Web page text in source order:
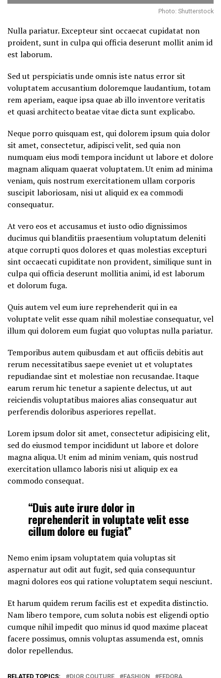
Photo: Shutterstock
Nulla pariatur. Excepteur sint occaecat cupidatat non
proident, sunt in culpa qui officia deserunt mollit anim id
est laborum.
Sed ut perspiciatis unde omnis iste natus error sit
voluptatem accusantium doloremque laudantium, totam
rem aperiam, eaque ipsa quae ab illo inventore veritatis
et quasi architecto beatae vitae dicta sunt explicabo.
Neque porro quisquam est, qui dolorem ipsum quia dolor
sit amet, consectetur, adipisci velit, sed quia non
numquam eius modi tempora incidunt ut labore et dolore
magnam aliquam quaerat voluptatem. Ut enim ad minima
veniam, quis nostrum exercitationem ullam corporis
suscipit laboriosam, nisi ut aliquid ex ea commodi
consequatur.
At vero eos et accusamus et iusto odio dignissimos
ducimus qui blanditiis praesentium voluptatum deleniti
atque corrupti quos dolores et quas molestias excepturi
sint occaecati cupiditate non provident, similique sunt in
culpa qui officia deserunt mollitia animi, id est laborum
et dolorum fuga.
Quis autem vel eum iure reprehenderit qui in ea
voluptate velit esse quam nihil molestiae consequatur, vel
illum qui dolorem eum fugiat quo voluptas nulla pariatur.
Temporibus autem quibusdam et aut officiis debitis aut
rerum necessitatibus saepe eveniet ut et voluptates
repudiandae sint et molestiae non recusandae. Itaque
earum rerum hic tenetur a sapiente delectus, ut aut
reiciendis voluptatibus maiores alias consequatur aut
perferendis doloribus asperiores repellat.
Lorem ipsum dolor sit amet, consectetur adipisicing elit,
sed do eiusmod tempor incididunt ut labore et dolore
magna aliqua. Ut enim ad minim veniam, quis nostrud
exercitation ullamco laboris nisi ut aliquip ex ea
commodo consequat.
“Duis aute irure dolor in
reprehenderit in voluptate velit esse
cillum dolore eu fugiat”
Nemo enim ipsam voluptatem quia voluptas sit
aspernatur aut odit aut fugit, sed quia consequuntur
magni dolores eos qui ratione voluptatem sequi nesciunt.
Et harum quidem rerum facilis est et expedita distinctio.
Nam libero tempore, cum soluta nobis est eligendi optio
cumque nihil impedit quo minus id quod maxime placeat
facere possimus, omnis voluptas assumenda est, omnis
dolor repellendus.
RELATED TOPICS: DIOR COUTURE FASHION
FEDORA